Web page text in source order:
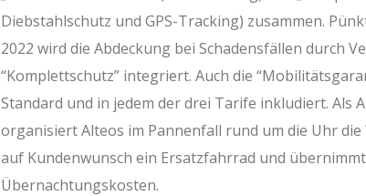
Diebstahlschutz und GPS-Tracking) zusammen.
2022 wird die Abdeckung bei Schadensfällen durch
“Komplettschutz” integriert. Auch die
Standard und in jedem der drei Tarife inkludiert. Als
organisiert Alteos im Pannenfall rund um die Uhr
auf Kundenwunsch ein Ersatzfahrrad und
Übernachtungskosten.